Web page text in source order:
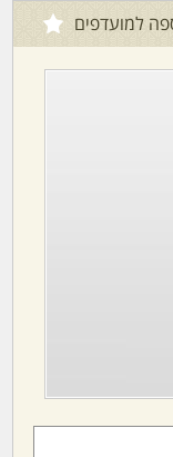
למועדפים